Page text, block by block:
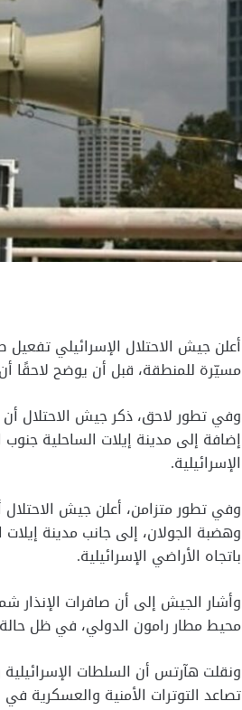
أعلن جيش الاحتلال الإسرائيلي
مسيّرة للمنطقة، قبل أن يوضح لاحقًا
وفي تطور لاحق، ذكر جيش الاحتلال
إضافة إلى مدينة إيلات الساحلية جنوب
الإسرائيلية.
وفي تطور متزامن، أعلن جيش
وهضبة الجولان، إلى جانب مدينة إيلات
باتجاه الأراضي الإسرائيلية.
وأشار الجيش إلى أن صافرات الإنذار
محيط مطار رامون الدولي، في ظل
ونقلت هآرتس أن السلطات
تصاعد التوترات الأمنية والعسكرية